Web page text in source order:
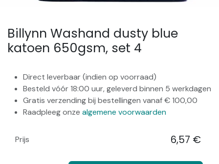
Billynn Washand dusty blue
katoen 650gsm, set 4
Direct leverbaar (indien op voorraad)
Besteld vóór 18:00 uur, geleverd binnen 5 werkdagen
Gratis verzending bij bestellingen vanaf € 100,00
Raadpleeg onze algemene voorwaarden
Prijs 6,57 €